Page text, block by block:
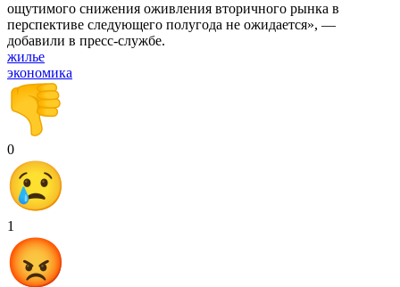
ощутимого снижения оживления вторичного рынка в
перспективе следующего полугода не ожидается», —
добавили в пресс-службе.
жилье
экономика
0
1